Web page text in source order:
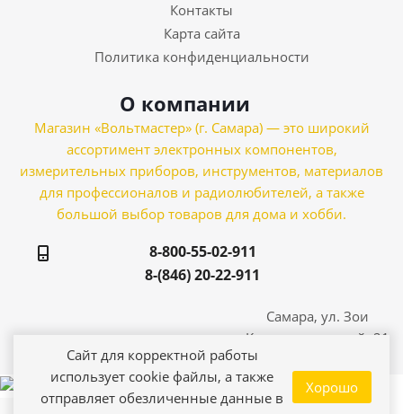
Контакты
Карта сайта
Политика конфиденциальности
О компании
Магазин «Вольтмастер» (г. Самара) — это широкий
ассортимент электронных компонентов,
измерительных приборов, инструментов, материалов
для профессионалов и радиолюбителей, а также
большой выбор товаров для дома и хобби.
8-800-55-02-911
8-(846) 20-22-911
Самара, ул. Зои
Космодемьянской, 21
Сайт для корректной работы
использует cookie файлы, а также
отправляет обезличенные данные в
Хорошо